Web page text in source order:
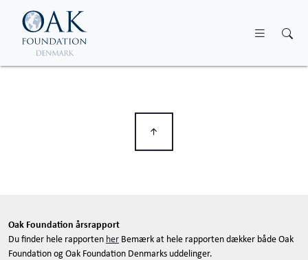
Skip to main content
Oak Foundation årsrapport
Du finder hele rapporten her Bemærk at hele rapporten dækker både Oak
Foundation og Oak Foundation Denmarks uddelinger.